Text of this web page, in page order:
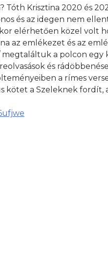
Krisztina 2020 és
és az idegen nem
elérhetően közel volt
az emlékezet és az
megtaláltuk a polcon
és
a rímes
a Szeleknek fordít,